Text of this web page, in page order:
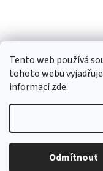
Tento web používá
tohoto webu
informacízde.
Odmítnout
Běžná otevírací doba:
p
Copyright 2026